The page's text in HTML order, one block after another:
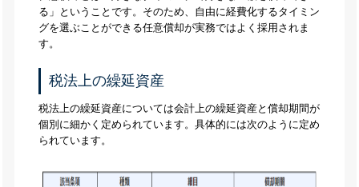
る」ということです。そのため、自由に経費化するタイミン
グを選ぶことができる任意償却が実務ではよく採用されま
す。
税法上の繰延資産
税法上の繰延資産については会計上の繰延資産と償却期間が
個別に細かく定められています。具体的には次のように定め
られています。